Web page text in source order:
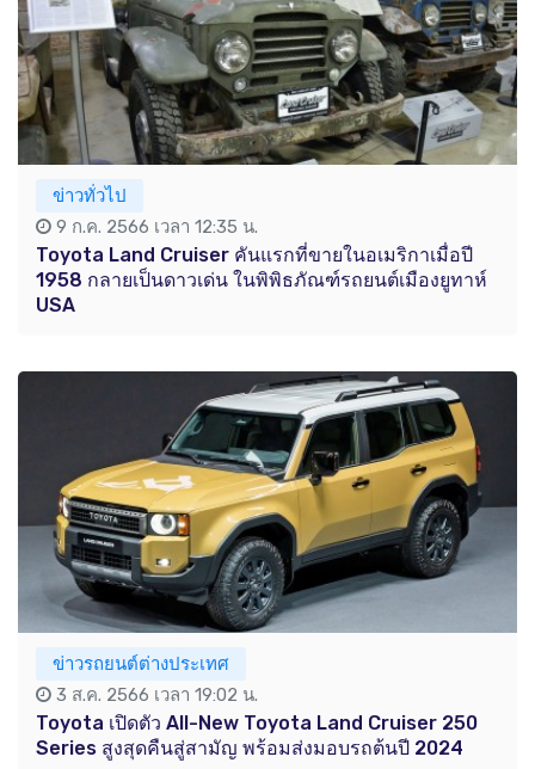
ข่าวทั่วไป
9 ก.ค. 2566 เวลา 12:35 น.
Toyota Land Cruiser คันแรกที่ขายในอเมริกาเมื่อปี
1958 กลายเป็นดาวเด่น ในพิพิธภัณฑ์รถยนต์เมืองยูทาห์
USA
ข่าวรถยนต์ต่างประเทศ
3 ส.ค. 2566 เวลา 19:02 น.
Toyota เปิดตัว All-New Toyota Land Cruiser 250
Series สูงสุดคืนสู่สามัญ พร้อมส่งมอบรถต้นปี 2024